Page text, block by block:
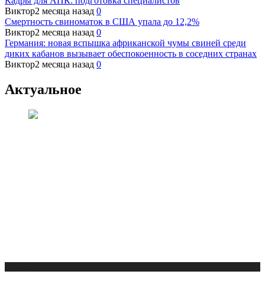
Виктор2 месяца назад 0
Смертность свиноматок в США упала до 12,2%
Виктор2 месяца назад 0
Германия: новая вспышка африканской чумы свиней среди
диких кабанов вызывает обеспокоенность в соседних странах
Виктор2 месяца назад 0
Актуальное